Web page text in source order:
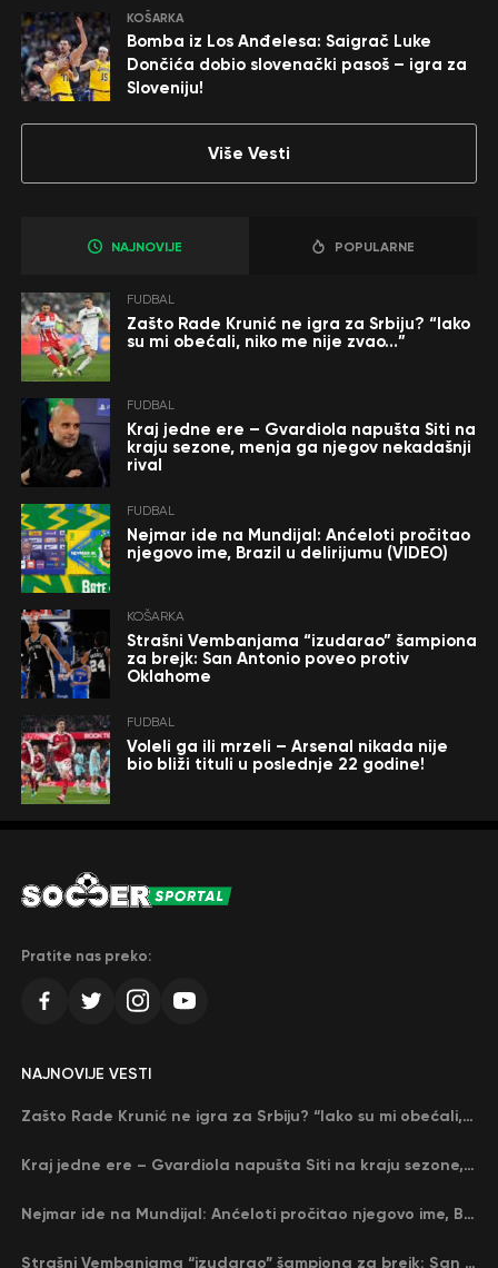
KOŠARKA
Bomba iz Los Anđelesa: Saigrač Luke
Dončića dobio slovenački pasoš – igra za
Sloveniju!
Više Vesti
NAJNOVIJE POPULARNE
FUDBAL
Zašto Rade Krunić ne igra za Srbiju? “Iako
su mi obećali, niko me nije zvao…”
FUDBAL
Kraj jedne ere – Gvardiola napušta Siti na
kraju sezone, menja ga njegov nekadašnji
rival
FUDBAL
Nejmar ide na Mundijal: Anćeloti pročitao
njegovo ime, Brazil u delirijumu (VIDEO)
KOŠARKA
Strašni Vembanjama “izudarao” šampiona
za brejk: San Antonio poveo protiv
Oklahome
FUDBAL
Voleli ga ili mrzeli – Arsenal nikada nije
bio bliži tituli u poslednje 22 godine!
Pratite nas preko:
NAJNOVIJE VESTI
Zašto Rade Krunić ne igra za Srbiju? “Iako su mi obećali, niko me nije zvao…”
Kraj jedne ere – Gvardiola napušta Siti na kraju sezone, menja ga njegov nekadašnji rival
Nejmar ide na Mundijal: Anćeloti pročitao njegovo ime, Brazil u delirijumu (VIDEO)
Strašni Vembanjama “izudarao” šampiona za brejk: San Antonio poveo protiv Oklahome